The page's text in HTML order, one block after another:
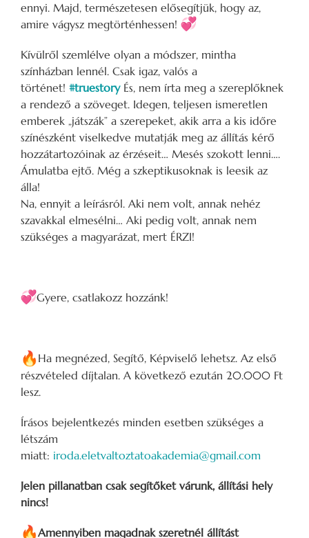
ennyi. Majd, természetesen elősegítjük, hogy az,
amire vágysz megtörténhessen!
Kívülről szemlélve olyan a módszer, mintha
színházban lennél. Csak igaz, valós a
történet! #truestoryÉs, nem írta meg a szereplőknek
a rendező a szöveget. Idegen, teljesen ismeretlen
emberek „játszák” a szerepeket, akik arra a kis időre
színészként viselkedve mutatják meg az állítás kérő
hozzátartozóinak az érzéseit… Mesés szokott lenni….
Ámulatba ejtő. Még a szkeptikusoknak is leesik az
álla!
Na, ennyit a leírásról. Aki nem volt, annak nehéz
szavakkal elmesélni… Aki pedig volt, annak nem
szükséges a magyarázat, mert ÉRZI!
Gyere, csatlakozz hozzánk!
Ha megnézed, Segítő, Képviselő lehetsz. Az első
részvételed díjtalan. A következő ezután 20.000 Ft
lesz.
Írásos bejelentkezés minden esetben szükséges a
létszám
miatt: iroda.eletvaltoztatoakademia@gmail.com
Jelen pillanatban csak segítőket várunk, állítási hely
nincs!
Amennyiben magadnak szeretnél állítást